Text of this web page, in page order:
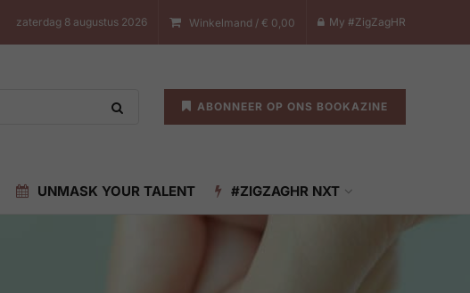
zaterdag 8 augustus 2026 Winkelmand / € 0,00 My #ZigZagHR
ABONNEER OP ONS BOOKAZINE
UNMASK YOUR TALENT #ZIGZAGHR NXT